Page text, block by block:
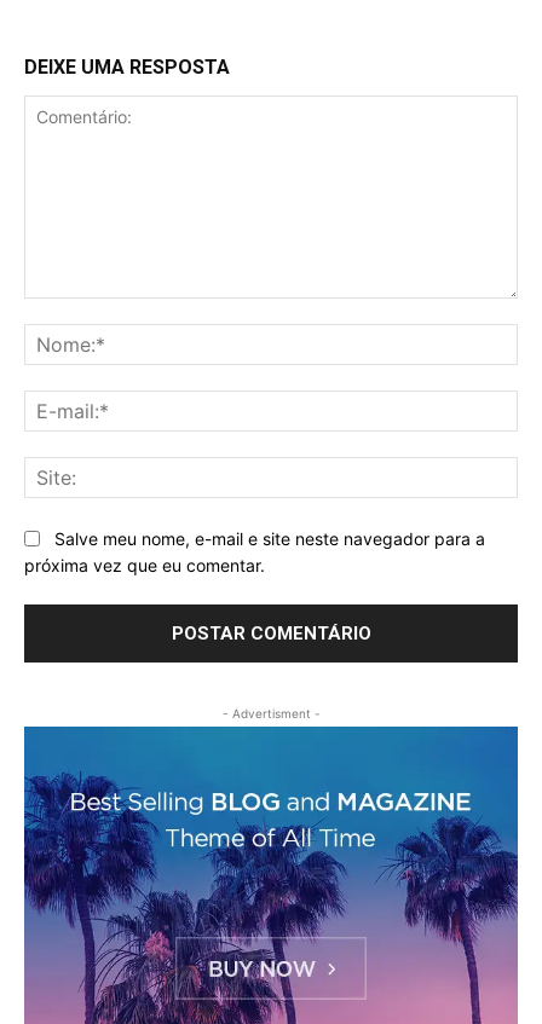
DEIXE UMA RESPOSTA
Salve meu nome, e-mail e site neste navegador para a
próxima vez que eu comentar.
- Advertisment -